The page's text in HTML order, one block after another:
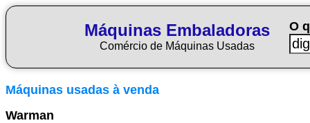
Máquinas Embaladoras
Comércio de Máquinas Usadas
O
Máquinas usadas à venda
Warman